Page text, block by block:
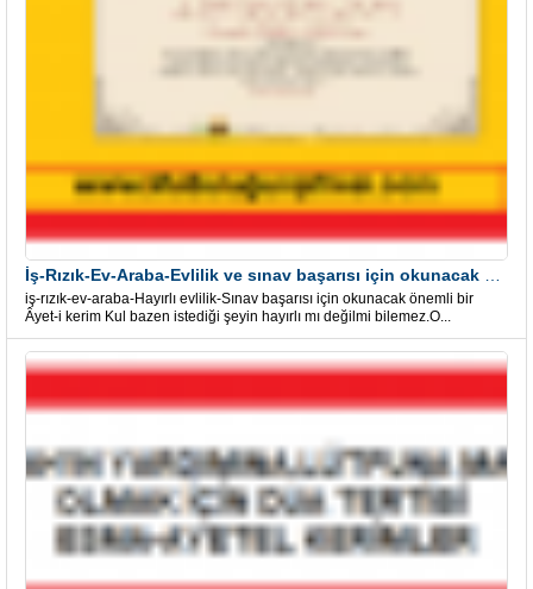
iş-rızık-ev-araba-Hayırlı evlilik-Sınav başarısı için okunacak önemli bir
Âyet-i kerim Kul bazen istediği şeyin hayırlı mı değilmi bilemez.O...